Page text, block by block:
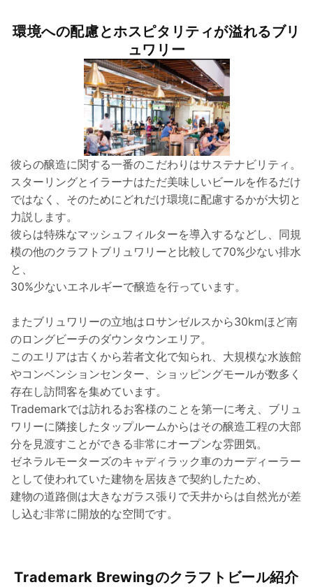
環境への配慮とホスピタリティが溢れるブリ
ュワリー
彼らの醸造に関する一番のこだわりはサステナビリティ。
スターリングとイラーナはただ美味しいビールを作るだけ
ではなく、そのためにどれだけ環境に配慮するかが大切と
力説します。
彼らは特殊なマッシュフィルターを導入するなどし、同規
模の他のクラフトブリュワリーと比較して70%少ない排水
と、
30%少ないエネルギーで醸造を行っています。
またブリュワリーの立地はロサンゼルスから30kmほど南
のロングビーチのダウンタウンエリア。
このエリアは古くから若者文化で知られ、大規模な水族館
やコンベンションセンター、ショッピングモールが数多く
存在し訪問客を集めています。
Trademarkでは訪れるお客様のことを第一に考え、ブリュ
ワリーに隣接したタップルームからはその醸造工程の大部
分を見渡すことができる非常にオープンな雰囲気。
ゼネラルモーターズのキャディラック車のカーディーラー
として使われていた建物を居抜きで契約したため、
建物の道路側は大きなガラス張りで天井からは自然光が差
し込む非常に開放的な空間です。
Trademark Brewingのクラフトビール紹介